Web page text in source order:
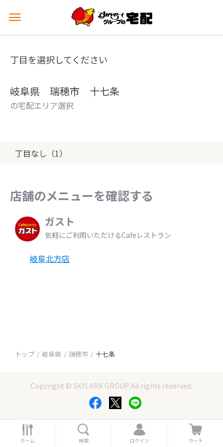
メ
ュ
を
丁目を選択してください
岐阜県 瑞穂市 十七条
の宅配エリア選択
丁目なし（1）
店舗のメニューを確認する
ガスト
気軽にご利用いただけるCafeレストラン
岐阜北方店
トップ 岐阜県 瑞穂市 十七条
Copyright © SKYLARK GROUP All rights reserved.
ホ
ー
ホーム 索
検索
ロ
グ
ログイン
カ
ー
カート